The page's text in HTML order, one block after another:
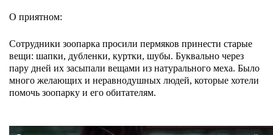
О приятном:
Сотрудники зоопарка просили пермяков принести старые
вещи: шапки, дубленки, куртки, шубы. Буквально через
пару дней их засыпали вещами из натурального меха. Было
много желающих и неравнодушных людей, которые хотели
помочь зоопарку и его обитателям.